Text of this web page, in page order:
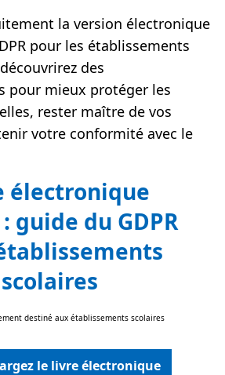
la version électronique
pour les établissements
des
pour mieux protéger les
rester maître de vos
votre conformité avec le
électronique
guide du GDPR
scolaires
destiné aux établissements scolaires
le livre électronique